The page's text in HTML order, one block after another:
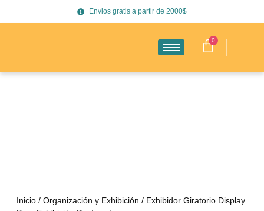
Envios gratis a partir de 2000$
0
Inicio / Organización y Exhibición / Exhibidor Giratorio Display